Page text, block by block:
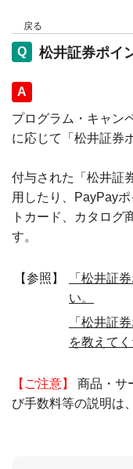
戻る
松井証券ポイ
回答
プログラム・キャン
に応じて「松井証券
付与された「松井証
用したり、PayPay
トカード、カタログ
す。
【参照】
「松井証
い。
「松井証
を教えてく
【ご注意】
商品・サ
び手数料等の説明は、